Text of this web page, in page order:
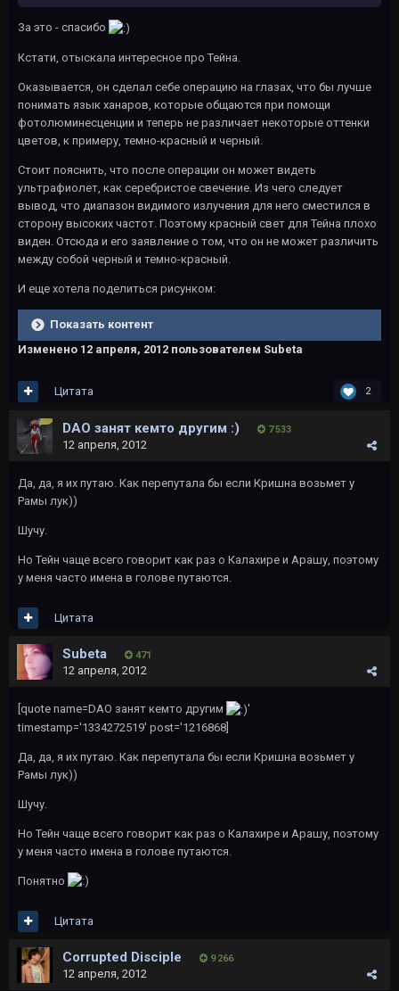
За это - спасибо
Кстати, отыскала интересное про Тейна.
Оказывается, он сделал себе операцию на глазах, что бы лучше
понимать язык ханаров, которые общаются при помощи
фотолюминесценции и теперь не различает некоторые оттенки
цветов, к примеру, темно-красный и черный.
Стоит пояснить, что после операции он может видеть
ультрафиолет, как серебристое свечение. Из чего следует
вывод, что диапазон видимого излучения для него сместился в
сторону высоких частот. Поэтому красный свет для Тейна плохо
виден. Отсюда и его заявление о том, что он не может различить
между собой черный и темно-красный.
И еще хотела поделиться рисунком:
Показать контент
Изменено 12 апреля, 2012 пользователем Subeta
2
Цитата
DAO занят кемто другим :) 7 533
12 апреля, 2012
Да, да, я их путаю. Как перепутала бы если Кришна возьмет у
Рамы лук))
Шучу.
Но Тейн чаще всего говорит как раз о Калахире и Арашу, поэтому
у меня часто имена в голове путаются.
Цитата
Subeta 471
12 апреля, 2012
[quote name=DAO занят кемто другим
'
timestamp='1334272519' post='1216868]
Да, да, я их путаю. Как перепутала бы если Кришна возьмет у
Рамы лук))
Шучу.
Но Тейн чаще всего говорит как раз о Калахире и Арашу, поэтому
у меня часто имена в голове путаются.
Понятно
Цитата
Corrupted Disciple 9 266
12 апреля, 2012